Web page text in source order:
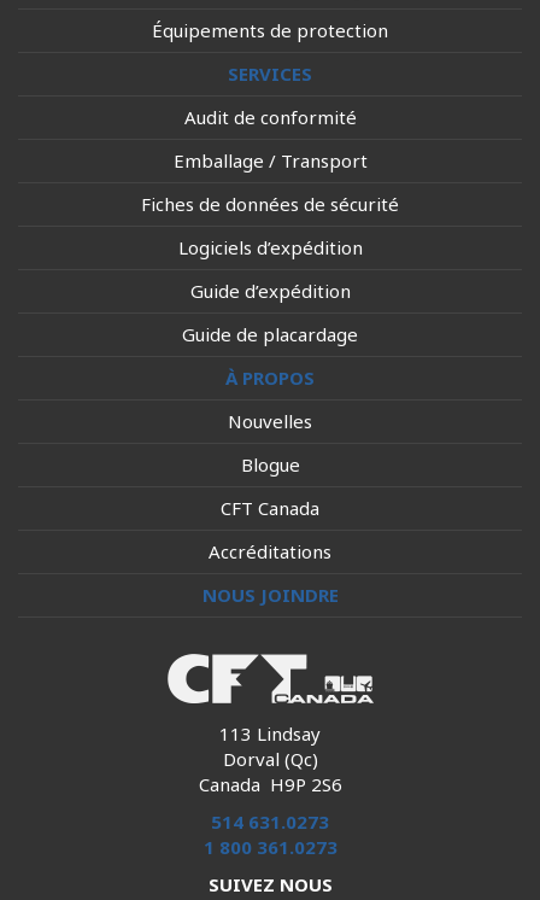
Équipements de protection
SERVICES
Audit de conformité
Emballage / Transport
Fiches de données de sécurité
Logiciels d’expédition
Guide d’expédition
Guide de placardage
À PROPOS
Nouvelles
Blogue
CFT Canada
Accréditations
NOUS JOINDRE
113 Lindsay
Dorval (Qc)
Canada H9P 2S6
514 631.0273
1 800 361.0273
SUIVEZ NOUS